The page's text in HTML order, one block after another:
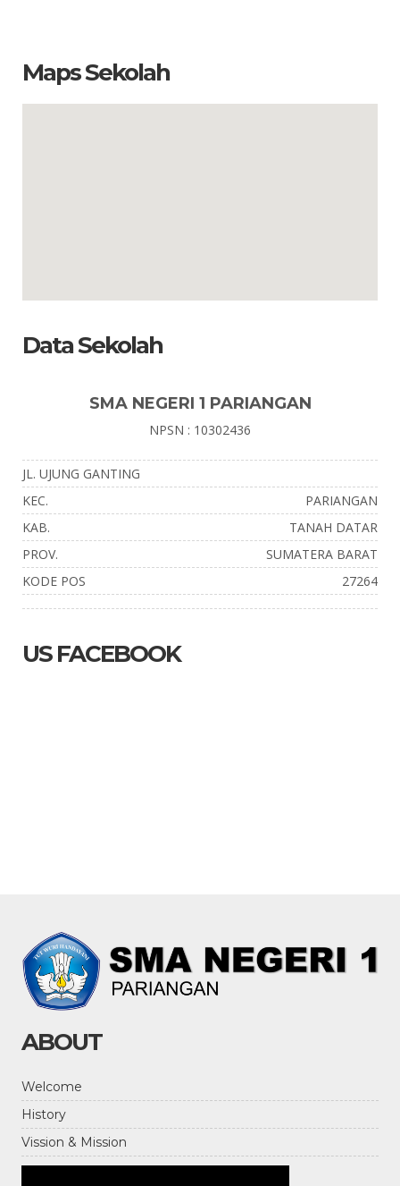
Maps Sekolah
Data Sekolah
SMA NEGERI 1 PARIANGAN
NPSN : 10302436
JL. UJUNG GANTING
KEC.
PARIANGAN
KAB.
TANAH DATAR
PROV.
SUMATERA BARAT
KODE POS
27264
US FACEBOOK
ABOUT
Welcome
History
Vission & Mission